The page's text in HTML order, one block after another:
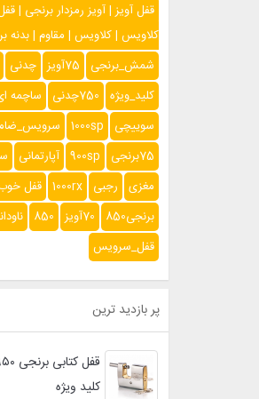
قفل آویز | آویز رمزدار برنجی |
کلاویس | کلاویس | مقاوم | بدنه
شمش_برنجی
75آویز چدنی
کلید_ویژه 750چدنی
ساچمه
سوییچی
1000sp
75برنجی
900sp آپارتمانی
مغزی رجبی 1000rx قفل
برنجی850
70آویز 850
قفل_سرویس
پر بازدید ترین
کلید ویژه